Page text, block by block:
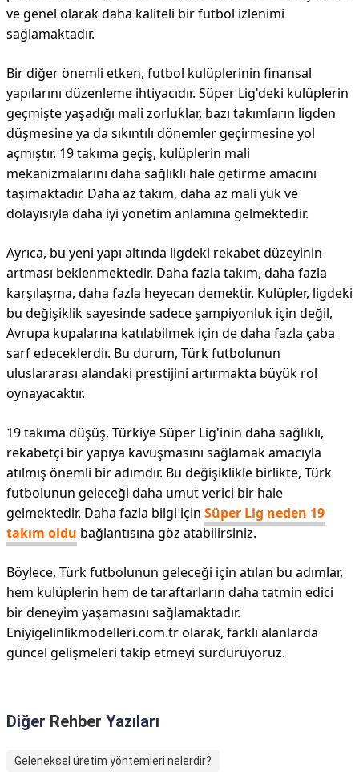
ve genel olarak daha kaliteli bir futbol izlenimi
sağlamaktadır.
Bir diğer önemli etken, futbol kulüplerinin finansal
yapılarını düzenleme ihtiyacıdır. Süper Lig'deki kulüplerin
geçmişte yaşadığı mali zorluklar, bazı takımların ligden
düşmesine ya da sıkıntılı dönemler geçirmesine yol
açmıştır. 19 takıma geçiş, kulüplerin mali
mekanizmalarını daha sağlıklı hale getirme amacını
taşımaktadır. Daha az takım, daha az mali yük ve
dolayısıyla daha iyi yönetim anlamına gelmektedir.
Ayrıca, bu yeni yapı altında ligdeki rekabet düzeyinin
artması beklenmektedir. Daha fazla takım, daha fazla
karşılaşma, daha fazla heyecan demektir. Kulüpler, ligdeki
bu değişiklik sayesinde sadece şampiyonluk için değil,
Avrupa kupalarına katılabilmek için de daha fazla çaba
sarf edeceklerdir. Bu durum, Türk futbolunun
uluslararası alandaki prestijini artırmakta büyük rol
oynayacaktır.
19 takıma düşüş, Türkiye Süper Lig'inin daha sağlıklı,
rekabetçi bir yapıya kavuşmasını sağlamak amacıyla
atılmış önemli bir adımdır. Bu değişiklikle birlikte, Türk
futbolunun geleceği daha umut verici bir hale
gelmektedir. Daha fazla bilgi için Süper Lig neden 19
takım oldu bağlantısına göz atabilirsiniz.
Böylece, Türk futbolunun geleceği için atılan bu adımlar,
hem kulüplerin hem de taraftarların daha tatmin edici
bir deneyim yaşamasını sağlamaktadır.
Eniyigelinlikmodelleri.com.tr olarak, farklı alanlarda
güncel gelişmeleri takip etmeyi sürdürüyoruz.
Diğer Rehber Yazıları
Geleneksel üretim yöntemleri nelerdir?